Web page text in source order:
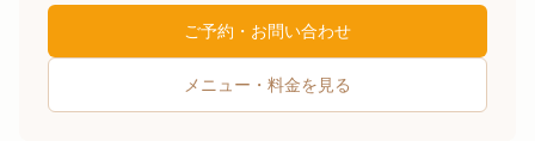
ご予約・お問い合わせ
メニュー・料金を見る